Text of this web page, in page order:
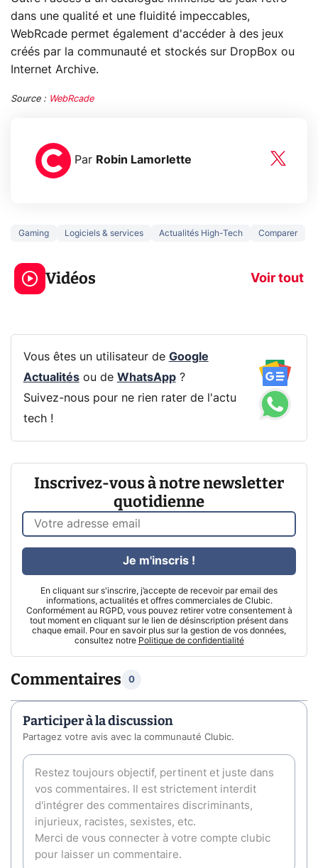
dans une qualité et une fluidité impeccables,
WebRcade permet également d'accéder à des jeux
créés par la communauté et stockés sur DropBox ou
Internet Archive.
Source : WebRcade
Par Robin Lamorlette
Gaming Logiciels & services Actualités High-Tech Comparer
Vidéos Voir tout
3 écrans en 1 pour
319€ ? Voici L'AOC
CQ32G4ZA !
5 générations
prochaine
Vous êtes un utilisateur de Google
Actualitésou de WhatsApp?
Suivez-nous pour ne rien rater de l'actu
tech !
Inscrivez-vous à notre newsletter
quotidienne
En cliquant sur s'inscrire, j’accepte de recevoir par email des
informations, actualités et offres commerciales de Clubic.
Conformément au RGPD, vous pouvez retirer votre consentement à
tout moment en cliquant sur le lien de désinscription présent dans
chaque email. Pour en savoir plus sur la gestion de vos données,
consultez notre Politique de confidentialité
Je m'inscris !
Commentaires 0
Participer à la discussion
Partagez votre avis avec la communauté Clubic.